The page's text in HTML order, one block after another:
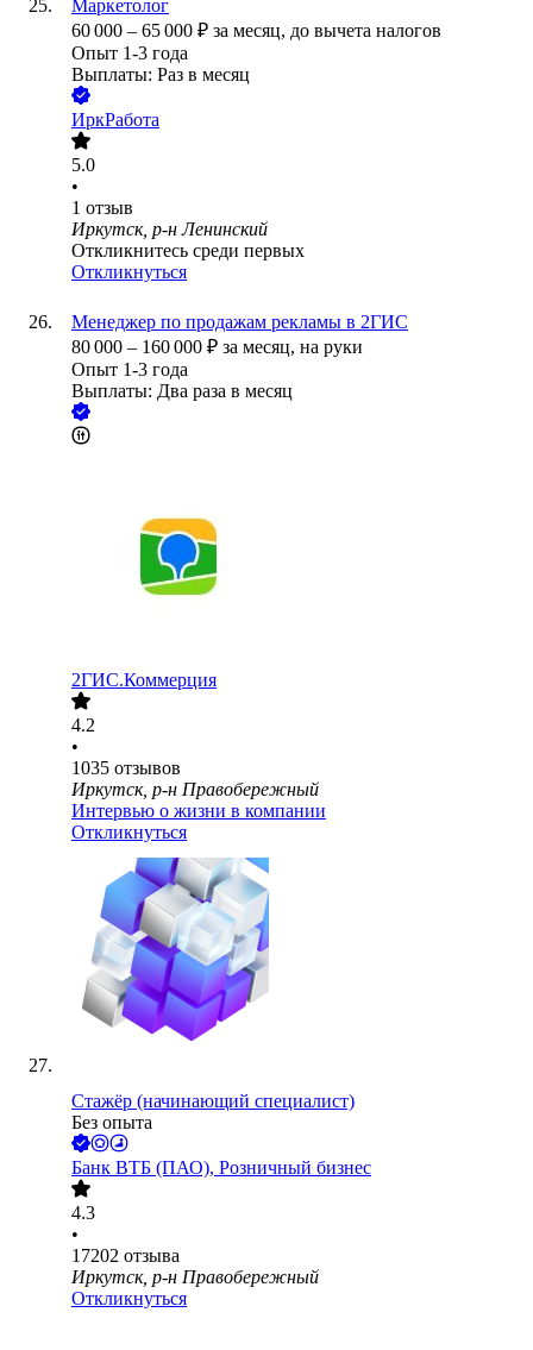
Маркетолог
60 000 – 65 000 ₽ за месяц, до вычета налогов
Опыт 1-3 года
Выплаты: Раз в месяц
ИркРабота
5.0
•
1 отзыв
Иркутск, р-н Ленинский
Откликнитесь среди первых
Откликнуться
Менеджер по продажам рекламы в 2ГИС
80 000 – 160 000 ₽ за месяц, на руки
Опыт 1-3 года
Выплаты: Два раза в месяц
2ГИС.Коммерция
4.2
•
1035 отзывов
Иркутск, р-н Правобережный
Интервью о жизни в компании
Откликнуться
Стажёр (начинающий специалист)
Без опыта
Банк ВТБ (ПАО), Розничный бизнес
4.3
•
17202 отзыва
Иркутск, р-н Правобережный
Откликнуться